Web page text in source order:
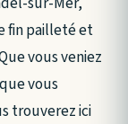
fin pailleté et
vous veniez
vous
trouverez ici